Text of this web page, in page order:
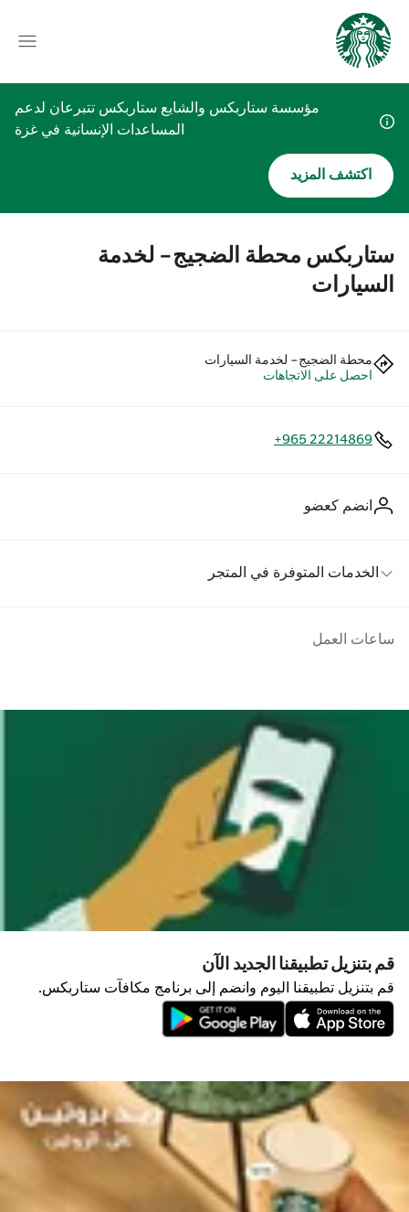
مؤسسة ستاربكس والشايع ستاربكس تتبرعان لدعم
المساعدات الإنسانية في غزة
اكتشف المزيد
ستاربكس محطة الضجيج- لخدمة
السيارات
محطة الضجيج- لخدمة السيارات
احصل على الاتجاهات
+965 22214869
انضم كعضو
الخدمات المتوفرة في المتجر
ساعات العمل
قم بتنزيل تطبيقنا الجديد الآن
قم بتنزيل تطبيقنا اليوم وانضم إلى برنامج مكافآت ستاربكس.